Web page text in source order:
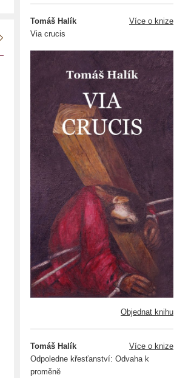
Tomáš Halík
Více o knize
Via crucis
Objednat knihu
Tomáš Halík
Více o knize
Odpoledne křesťanství: Odvaha k
proměně